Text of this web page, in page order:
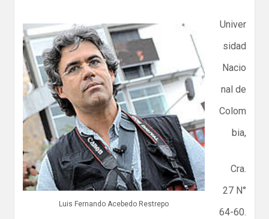
Luis Fernando Acebedo Restrepo
Univer
sidad
Nacio
nal de
Colom
bia,
Cra.
27 N°
64-60.